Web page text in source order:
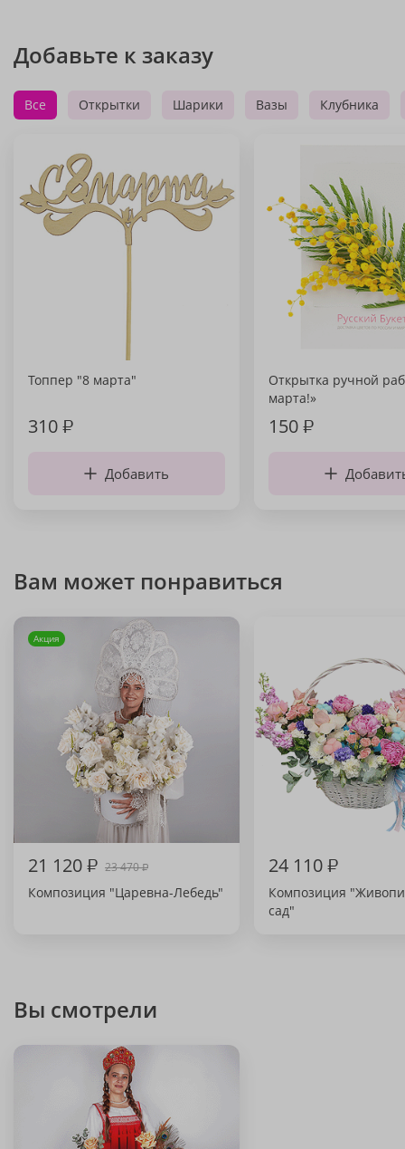
Добавьте к заказу
Все Открытки Шарики Вазы Клубника
Топпер "8 марта"
310₽
Добавить
Открытка ручной
марта!»
150₽
Вам может понравиться
Акция
21 120₽ 23 470₽
Композиция "Царевна-Лебедь"
24 110₽
Композиция
сад"
Вы смотрели